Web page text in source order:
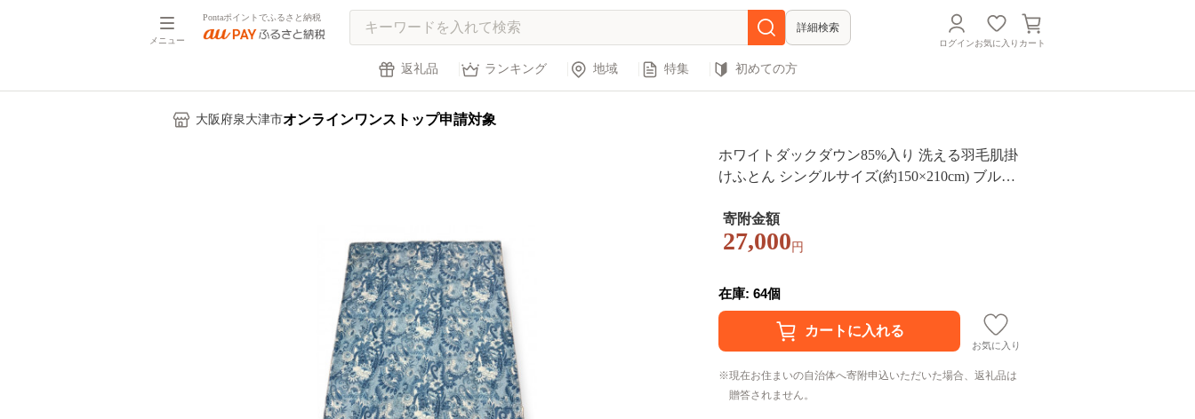
メニュー
Pontaポイントでふるさと納税
詳細検索
ログインお気に入り カート
返礼品 ランキング 地域 特集 初めての方
大阪府泉大津市オンラインワンストップ申請対象
ホワイトダックダウン85%入り 洗える羽毛肌掛
けふとん シングルサイズ(約150×210cm) ブルー
寄附金額
27,000 円
在庫: 64個
お気に入り
現在お住まいの自治体へ寄附申込いただいた場合、返礼品は
贈答されません。